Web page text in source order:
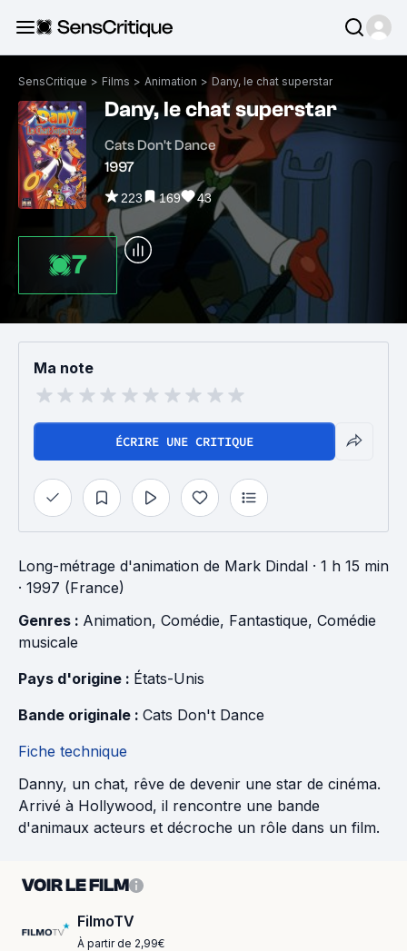
SensCritique > Films > Animation > Dany, le chat superstar
Dany, le chat superstar
Cats Don't Dance
1997
223 169 43
7
Ma note
ÉCRIRE UNE CRITIQUE
Long-métrage d'animation de Mark Dindal · 1 h 15 min
· 1997 (France)
Genres : Animation, Comédie, Fantastique, Comédie
musicale
Pays d'origine : États-Unis
Bande originale : Cats Don't Dance
Fiche technique
Danny, un chat, rêve de devenir une star de cinéma.
Arrivé à Hollywood, il rencontre une bande
d'animaux acteurs et décroche un rôle dans un film.
VOIR LE FILM
FilmoTV
À partir de 2,99€